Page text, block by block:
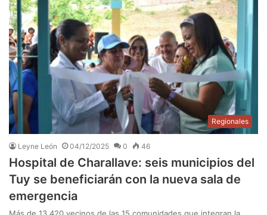
Regionales
Leyne León 04/12/2025 0 46
Hospital de Charallave: seis municipios del
Tuy se beneficiarán con la nueva sala de
emergencia